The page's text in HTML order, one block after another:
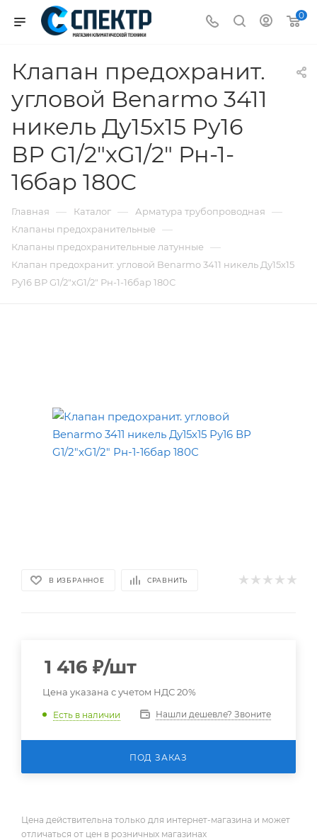
0
Клапан предохранит.
угловой Benarmo 3411
никель Ду15х15 Ру16
ВР G1/2"хG1/2" Рн-1-
16бар 180С
Главная — Каталог — Арматура трубопроводная —
Клапаны предохранительные —
Клапаны предохранительные латунные —
Клапан предохранит. угловой Benarmo 3411 никель Ду15х15
Ру16 ВР G1/2"хG1/2" Рн-1-16бар 180С
В ИЗБРАННОЕ СРАВНИТЬ
1 416 ₽/шт
Цена указана с учетом НДС 20%
Есть в наличии Нашли дешевле? Звоните
ПОД ЗАКАЗ
Цена действительна только для интернет-магазина и может
отличаться от цен в розничных магазинах